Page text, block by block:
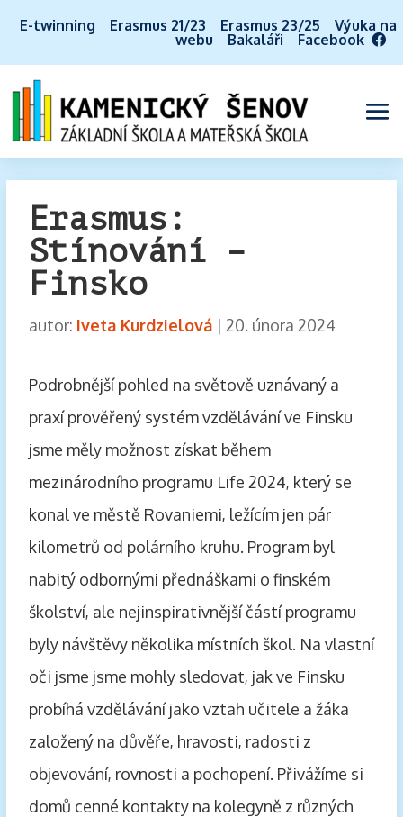
E-twinning Erasmus 21/23 Erasmus 23/25
Výuka na
webu
Bakaláři Facebook
Erasmus:
Stínování –
Finsko
autor: Iveta Kurdzielová| 20. února 2024
Podrobnější pohled na světově uznávaný a
praxí prověřený systém vzdělávání ve Finsku
jsme měly možnost získat během
mezinárodního programu Life 2024, který se
konal ve městě Rovaniemi, ležícím jen pár
kilometrů od polárního kruhu. Program byl
nabitý odbornými přednáškami o finském
školství, ale nejinspirativnější částí programu
byly návštěvy několika místních škol. Na vlastní
oči jsme jsme mohly sledovat, jak ve Finsku
probíhá vzdělávání jako vztah učitele a žáka
založený na důvěře, hravosti, radosti z
objevování, rovnosti a pochopení. Přivážíme si
domů cenné kontakty na kolegyně z různých